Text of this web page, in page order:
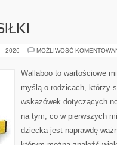
- 2026 MOŻLIWOŚĆ
Wallaboo to wartościowe
myślą o rodzicach, którzy
wskazówek dotyczących
na tym, co w pierwszych
dziecka jest naprawdę